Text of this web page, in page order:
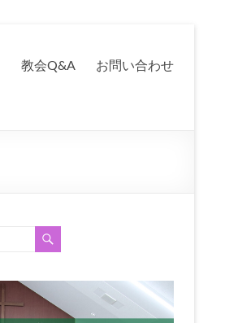
教会Q&A お問い合わせ